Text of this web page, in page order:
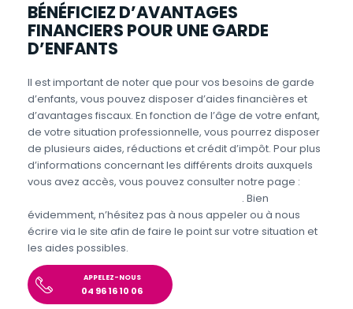
BÉNÉFICIEZ D’AVANTAGES
FINANCIERS POUR UNE GARDE
D’ENFANTS
Il est important de noter que pour vos besoins de garde
d’enfants, vous pouvez disposer d’aides financières et
d’avantages fiscaux. En fonction de l’âge de votre enfant,
de votre situation professionnelle, vous pourrez disposer
de plusieurs aides, réductions et crédit d’impôt. Pour plus
d’informations concernant les différents droits auxquels
vous avez accès, vous pouvez consulter notre page :
. Bien
évidemment, n’hésitez pas à nous appeler ou à nous
écrire via le site afin de faire le point sur votre situation et
les aides possibles.
APPELEZ-NOUS
04 96 16 10 06